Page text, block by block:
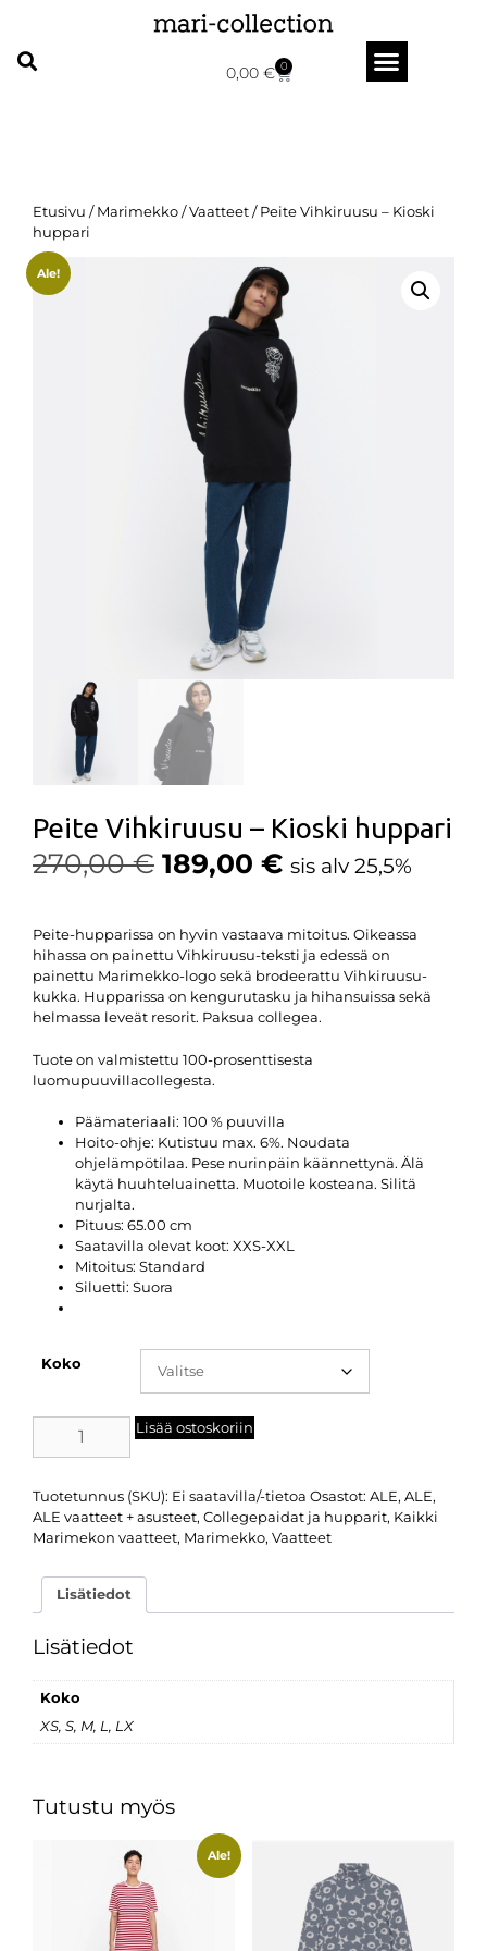
0,00 € 0
Etusivu /Marimekko/Vaatteet/ Peite Vihkiruusu – Kioski
huppari
Ale!
Peite Vihkiruusu – Kioski huppari
270,00€ 189,00 € sis alv 25,5%
Peite-hupparissa on hyvin vastaava mitoitus. Oikeassa
hihassa on painettu Vihkiruusu-teksti ja edessä on
painettu Marimekko-logo sekä brodeerattu Vihkiruusu-
kukka. Hupparissa on kengurutasku ja hihansuissa sekä
helmassa leveät resorit. Paksua collegea.
Tuote on valmistettu 100-prosenttisesta
luomupuuvillacollegesta.
Päämateriaali: 100 % puuvilla
Hoito-ohje: Kutistuu max. 6%. Noudata
ohjelämpötilaa. Pese nurinpäin käännettynä. Älä
käytä huuhteluainetta. Muotoile kosteana. Silitä
nurjalta.
Pituus: 65.00 cm
Saatavilla olevat koot: XXS-XXL
Mitoitus: Standard
Siluetti: Suora
Koko
Lisää ostoskoriin
Tuotetunnus (SKU): Ei saatavilla/-tietoa Osastot: ALE, ALE,
ALE vaatteet + asusteet, Collegepaidat ja hupparit, Kaikki
Marimekon vaatteet, Marimekko, Vaatteet
Lisätiedot
Lisätiedot
Koko
XS, S, M, L, LX
Tutustu myös
Ale!